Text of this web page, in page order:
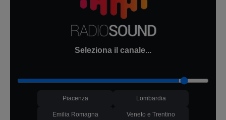
Seleziona il canale...
Piacenza Lombardia
Emilia Romagna Veneto e Trentino